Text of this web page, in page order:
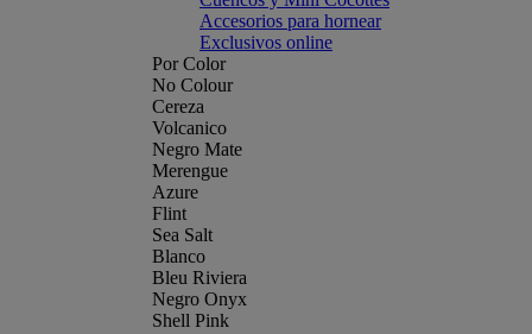
Accesorios para hornear
Exclusivos online
Por Color
No Colour
Cereza
Volcanico
Negro Mate
Merengue
Azure
Flint
Sea Salt
Blanco
Bleu Riviera
Negro Onyx
Shell Pink